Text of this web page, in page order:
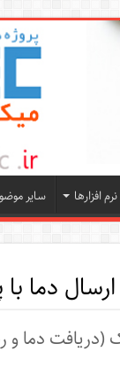
نرم افزارها سایر
ارسال دما
(دریافت دما و